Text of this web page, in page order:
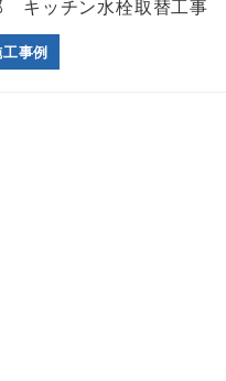
キッチン水栓取替工事
工事例